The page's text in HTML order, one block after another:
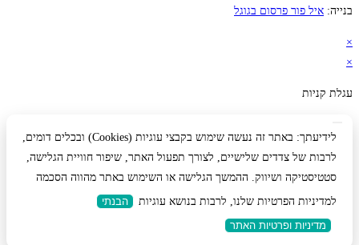
בנייה: איל פור פרסום בגוגל
×
×
עגלת קניות
לידיעתך: באתר זה נעשה שימוש בקבצי עוגיות (Cookies) ובכלים דומים,
לרבות של צדדים שלישיים, לצורך תפעול האתר, שיפור חוויית הגלישה,
סטטיסטיקה ושיווק. ההמשך הגלישה או השימוש באתר מהווה הסכמה
למדיניות הפרטיות שלנו, לרבות בנושא עוגיות
הבנתי
מדיניות ופרטיות האתר